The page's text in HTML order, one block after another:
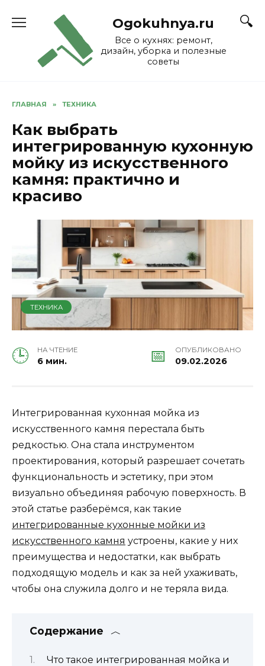
Ogokuhnya.ru
Все о кухнях: ремонт,
дизайн, уборка и полезные
советы
ГЛАВНАЯ » ТЕХНИКА
Как выбрать
интегрированную кухонную
мойку из искусственного
камня: практично и
красиво
ТЕХНИКА
НА ЧТЕНИЕ
6 мин.
ОПУБЛИКОВАНО
09.02.2026
Интегрированная кухонная мойка из
искусственного камня перестала быть
редкостью. Она стала инструментом
проектирования, который разрешает сочетать
функциональность и эстетику, при этом
визуально объединяя рабочую поверхность. В
этой статье разберёмся, как такие
интегрированные кухонные мойки из
искусственного камня устроены, какие у них
преимущества и недостатки, как выбрать
подходящую модель и как за ней ухаживать,
чтобы она служила долго и не теряла вида.
Содержание
Что такое интегрированная мойка и